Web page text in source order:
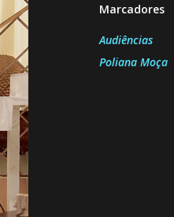
Marcadores
Audiências
Poliana Moça